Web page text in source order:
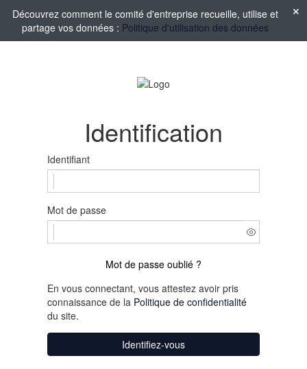
Découvrez comment le comité d'entreprise recueille, utilise et
partage vos données : Politique d'utilisation des données
Identification
Identifiant
Mot de passe
Mot de passe oublié ?
En vous connectant, vous attestez avoir pris
connaissance de la Politique de confidentialité
du site.
Identifiez-vous